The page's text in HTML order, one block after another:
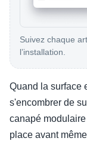
Suivez chaque
l’installation.
Quand la surface
s'encombrer de
canapé
place avant